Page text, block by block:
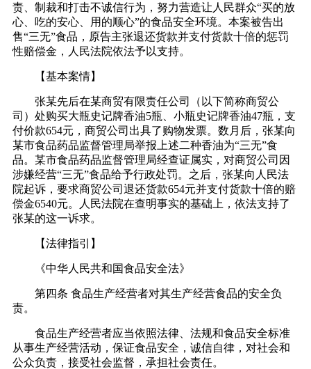
责、制裁和打击不诚信行为，努力营造让人民群众“买的放
心、吃的安心、用的顺心”的食品安全环境。本案被告出
售“三无”食品，原告主张退还货款并支付货款十倍的惩罚
性赔偿金，人民法院依法予以支持。
【基本案情】
张某先后在某商贸有限责任公司（以下简称商贸公
司）处购买大瓶史记牌香油5瓶、小瓶史记牌香油47瓶，支
付价款654元，商贸公司出具了购物发票。数月后，张某向
某市食品药品监督管理局举报上述二种香油为“三无”食
品。某市食品药品监督管理局经查证属实，对商贸公司因
涉嫌经营“三无”食品给予行政处罚。之后，张某向人民法
院起诉，要求商贸公司退还货款654元并支付货款十倍的赔
偿金6540元。人民法院在查明事实的基础上，依法支持了
张某的这一诉求。
【法律指引】
《中华人民共和国食品安全法》
第四条 食品生产经营者对其生产经营食品的安全负
责。
食品生产经营者应当依照法律、法规和食品安全标准
从事生产经营活动，保证食品安全，诚信自律，对社会和
公众负责，接受社会监督，承担社会责任。